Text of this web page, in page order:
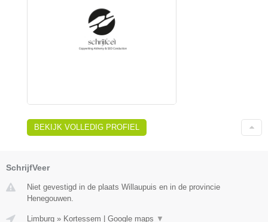
BEKIJK VOLLEDIG PROFIEL
SchrijfVeer
Niet gevestigd in de plaats Willaupuis en in de provincie
Henegouwen.
Limburg » Kortessem | Google maps ▼